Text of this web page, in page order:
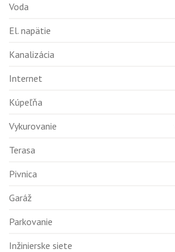
Voda
El. napätie
Kanalizácia
Internet
Kúpeľňa
Vykurovanie
Terasa
Pivnica
Garáž
Parkovanie
Inžinierske siete